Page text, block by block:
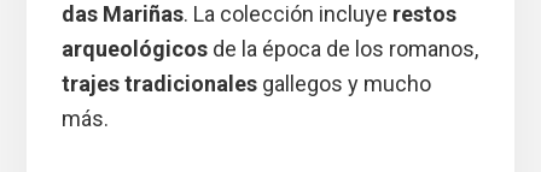
das Mariñas. La colección incluye restos
arqueológicosde la época de los romanos,
trajes tradicionalesgallegos y mucho
más.